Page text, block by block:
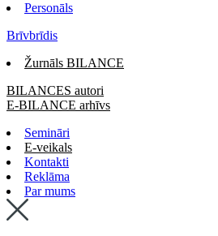
Personāls
Brīvbrīdis
Žurnāls BILANCE
BILANCES autori
E-BILANCE arhīvs
Semināri
E-veikals
Kontakti
Reklāma
Par mums